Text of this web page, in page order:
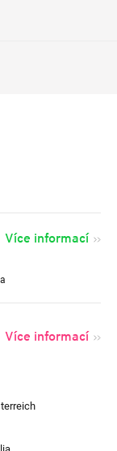
Více informací
Více informací